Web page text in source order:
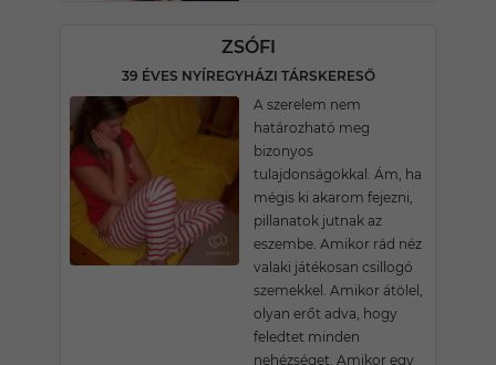
ZSÓFI
39 ÉVES NYÍREGYHÁZI TÁRSKERESŐ
A szerelem nem
határozható meg
bizonyos
tulajdonságokkal. Ám, ha
mégis ki akarom fejezni,
pillanatok jutnak az
eszembe. Amikor rád néz
valaki játékosan csillogó
szemekkel. Amikor átölel,
olyan erőt adva, hogy
feledtet minden
nehézséget. Amikor egy